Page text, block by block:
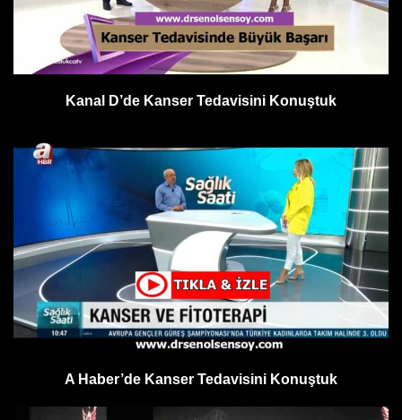
Kanal D’de Kanser Tedavisini Konuştuk
A Haber’de Kanser Tedavisini Konuştuk